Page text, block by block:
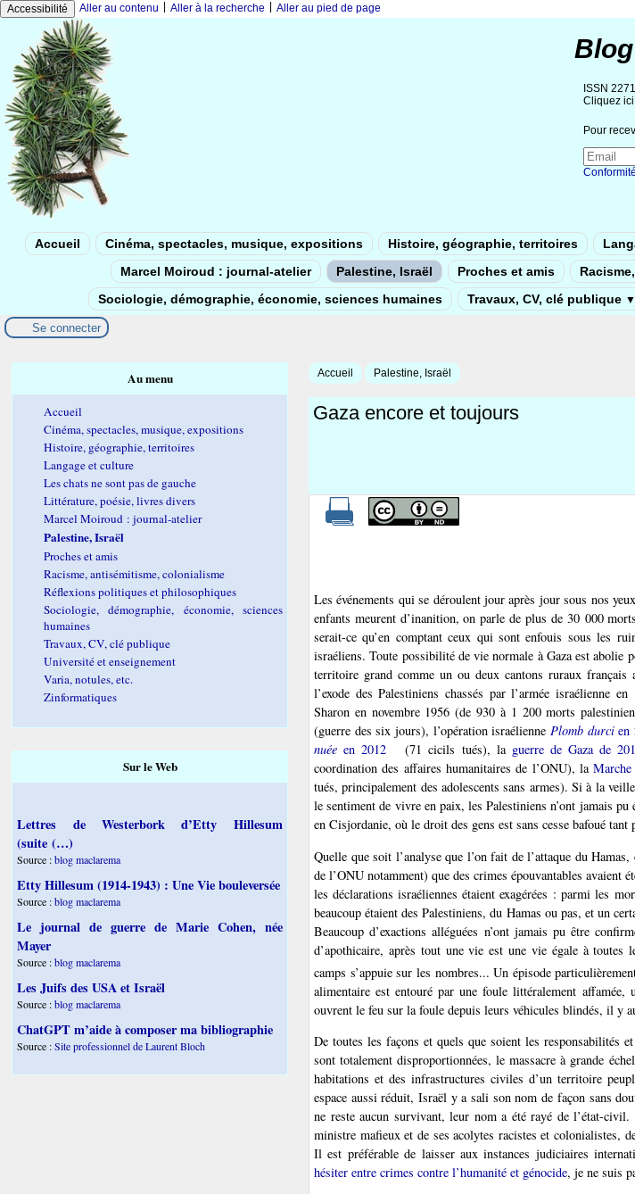
Accessibilité Aller au contenu Aller à la recherche Aller au pied de page
ISSN
Cliquez
Pour
Accueil Cinéma, spectacles, musique, expositions Histoire, géographie, territoires
Marcel Moiroud : journal-atelier
Palestine, Israël Proches et amis
Sociologie, démographie, économie, sciences humaines
Travaux, CV, clé publique ▼
Se connecter
Accueil Palestine, Israël
Gaza encore et toujours
Les événements qui se déroulent jour après jour sous nos
enfants meurent d’inanition, on parle de plus de 30 000
serait-ce qu’en comptant ceux qui sont enfouis sous les
israéliens. Toute possibilité de vie normale à Gaza est abolie
territoire grand comme un ou deux cantons ruraux
l’exode des Palestiniens chassés par l’armée israélienne
Sharon en novembre 1956 (de 930 à 1 200 morts
(guerre des six jours), l’opération israélienne Plomb durcien
nuée en 2012 (71 cicils tués), la guerre de Gaza de
coordination des affaires humanitaires de l’ONU), la
tués, principalement des adolescents sans armes). Si à la
le sentiment de vivre en paix, les Palestiniens n’ont jamais
en Cisjordanie, où le droit des gens est sans cesse bafoué
Quelle que soit l’analyse que l’on fait de l’attaque du
de l’ONU notamment) que des crimes épouvantables avaient
les déclarations israéliennes étaient exagérées : parmi les
beaucoup étaient des Palestiniens, du Hamas ou pas, et un
Beaucoup d’exactions alléguées n’ont jamais pu être
d’apothicaire, après tout une vie est une vie égale à toutes
camps s’appuie sur les nombres... Un épisode
alimentaire est entouré par une foule littéralement affamée,
ouvrent le feu sur la foule depuis leurs véhicules blindés, il y
De toutes les façons et quels que soient les responsabilités
sont totalement disproportionnées, le massacre à grande
habitations et des infrastructures civiles d’un territoire
espace aussi réduit, Israël y a sali son nom de façon sans
ne reste aucun survivant, leur nom a été rayé de l’état-
ministre mafieux et de ses acolytes racistes et colonialistes,
Il est préférable de laisser aux instances judiciaires
hésiter entre crimes contre l’humanité et génocide, je ne suis
Au menu
Accueil
Cinéma, spectacles, musique, expositions
Histoire, géographie, territoires
Langage et culture
Les chats ne sont pas de gauche
Littérature, poésie, livres divers
Marcel Moiroud : journal-atelier
Palestine, Israël
Proches et amis
Racisme, antisémitisme, colonialisme
Réflexions politiques et philosophiques
Sociologie, démographie, économie, sciences
humaines
Travaux, CV, clé publique
Université et enseignement
Varia, notules, etc.
Zinformatiques
Sur le Web
Lettres de Westerbork d’Etty Hillesum
(suite (…)
Source :blog maclarema
Etty Hillesum (1914-1943) : Une Vie bouleversée
Source :blog maclarema
Le journal de guerre de Marie Cohen, née
Mayer
Source :blog maclarema
Les Juifs des USA et Israël
Source :blog maclarema
ChatGPT m’aide à composer ma bibliographie
Source :Site professionnel de Laurent Bloch